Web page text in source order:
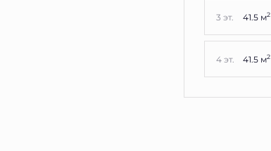
3 эт. 41.5 м2
4 эт. 41.5 м2